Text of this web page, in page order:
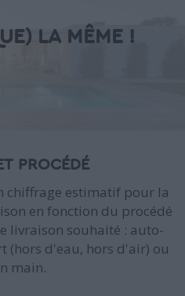
LA MÊME !
PROCÉDÉ
chiffrage estimatif pour la
en fonction du procédé
livraison souhaité : auto-
(hors d'eau, hors d'air) ou
main.